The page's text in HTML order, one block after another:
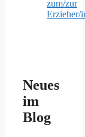
zum/zur
Erzieher/
Neues
im
Blog